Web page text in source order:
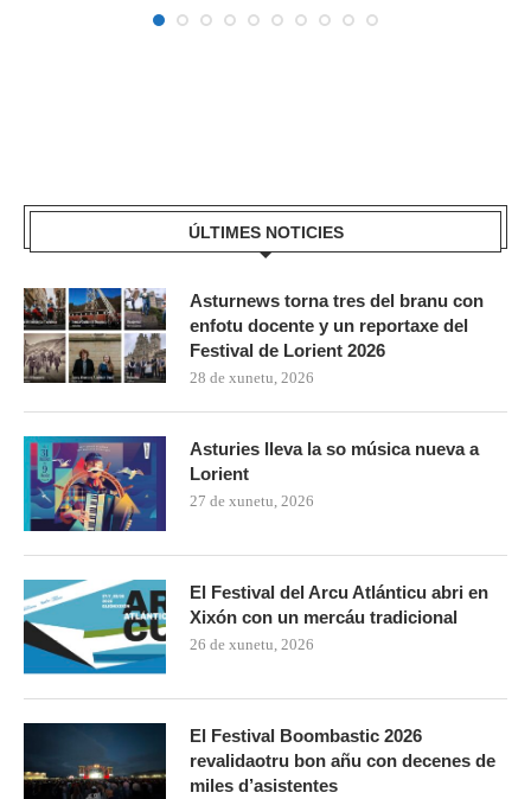
ÚLTIMES NOTICIES
Asturnews torna tres del branu con
enfotu docente y un reportaxe del
Festival de Lorient 2026
28 de xunetu, 2026
Asturies lleva la so música nueva a
Lorient
27 de xunetu, 2026
El Festival del Arcu Atlánticu abri en
Xixón con un mercáu tradicional
26 de xunetu, 2026
El Festival Boombastic 2026
revalidaotru bon añu con decenes de
miles d’asistentes